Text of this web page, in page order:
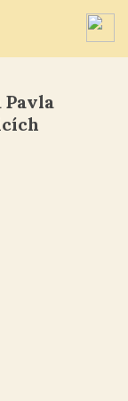
Pavla